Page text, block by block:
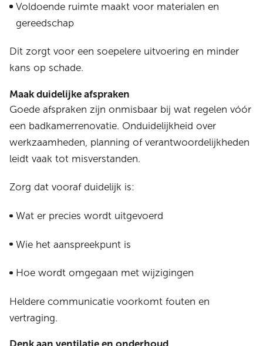
Voldoende ruimte maakt voor materialen en
gereedschap
Dit zorgt voor een soepelere uitvoering en minder
kans op schade.
Maak duidelijke afspraken
Goede afspraken zijn onmisbaar bij wat regelen vóór
een badkamerrenovatie. Onduidelijkheid over
werkzaamheden, planning of verantwoordelijkheden
leidt vaak tot misverstanden.
Zorg dat vooraf duidelijk is:
Wat er precies wordt uitgevoerd
Wie het aanspreekpunt is
Hoe wordt omgegaan met wijzigingen
Heldere communicatie voorkomt fouten en
vertraging.